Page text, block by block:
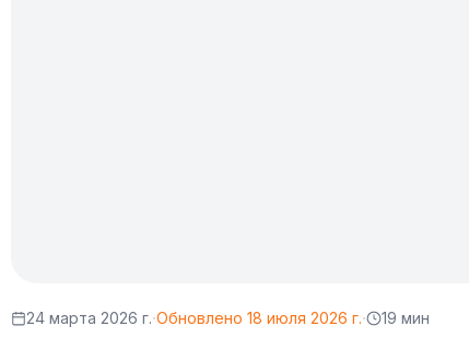
24 марта 2026 г.·Обновлено 18 июля 2026 г.· 19 мин